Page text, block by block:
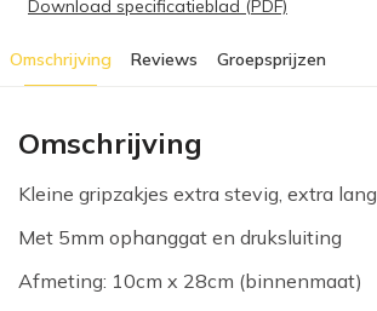
Download specificatieblad (PDF)
Omschrijving Reviews Groepsprijzen
Omschrijving
Kleine gripzakjes extra stevig, extra lang
Met 5mm ophanggat en druksluiting
Afmeting: 10cm x 28cm (binnenmaat)